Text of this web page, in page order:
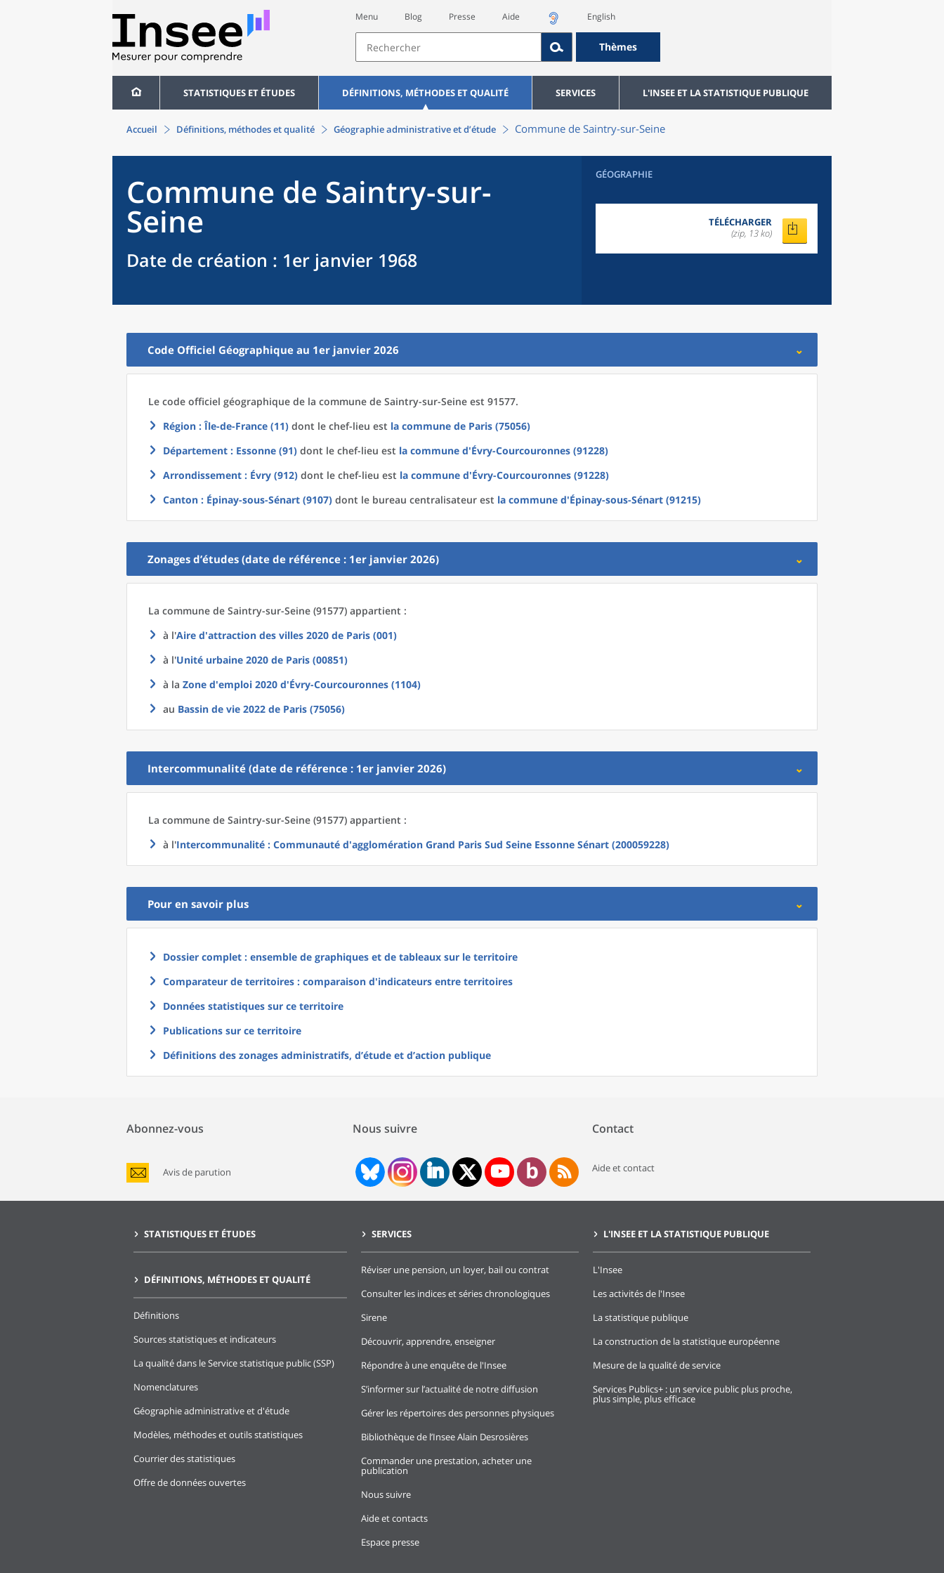
Menu Blog Presse Aide English
Thèmes
STATISTIQUES ET ÉTUDES DÉFINITIONS, MÉTHODES ET QUALITÉ SERVICES L'INSEE ET LA STATISTIQUE PUBLIQUE
Accueil Définitions, méthodes et qualité Géographie administrative et d’étude Commune de Saintry-sur-Seine
Commune de Saintry-sur-
Seine
Date de création : 1er janvier 1968
GÉOGRAPHIE
TÉLÉCHARGER
(zip, 13 ko)
Code Officiel Géographique au 1er janvier 2026
Le code officiel géographique de la commune de Saintry-sur-Seine est 91577.
Région : Île-de-France (11) dont le chef-lieu est la commune de Paris (75056)
Département : Essonne (91) dont le chef-lieu est la commune d'Évry-Courcouronnes (91228)
Arrondissement : Évry (912) dont le chef-lieu est la commune d'Évry-Courcouronnes (91228)
Canton : Épinay-sous-Sénart (9107) dont le bureau centralisateur est la commune d'Épinay-sous-Sénart (91215)
Zonages d’études (date de référence : 1er janvier 2026)
La commune de Saintry-sur-Seine (91577) appartient :
à l'Aire d'attraction des villes 2020 de Paris (001)
à l'Unité urbaine 2020 de Paris (00851)
à la Zone d'emploi 2020 d'Évry-Courcouronnes (1104)
au Bassin de vie 2022 de Paris (75056)
Intercommunalité (date de référence : 1er janvier 2026)
La commune de Saintry-sur-Seine (91577) appartient :
à l'Intercommunalité : Communauté d'agglomération Grand Paris Sud Seine Essonne Sénart (200059228)
Pour en savoir plus
Dossier complet : ensemble de graphiques et de tableaux sur le territoire
Comparateur de territoires : comparaison d'indicateurs entre territoires
Données statistiques sur ce territoire
Publications sur ce territoire
Définitions des zonages administratifs, d’étude et d’action publique
Abonnez-vous
Avis de parution
Nous suivre Contact
Aide et contact
STATISTIQUES ET ÉTUDES
DÉFINITIONS, MÉTHODES ET QUALITÉ
Définitions
Sources statistiques et indicateurs
La qualité dans le Service statistique public (SSP)
Nomenclatures
Géographie administrative et d'étude
Modèles, méthodes et outils statistiques
Courrier des statistiques
Offre de données ouvertes
SERVICES
Réviser une pension, un loyer, bail ou contrat
Consulter les indices et séries chronologiques
Sirene
Découvrir, apprendre, enseigner
Répondre à une enquête de l'Insee
S’informer sur l’actualité de notre diffusion
Gérer les répertoires des personnes physiques
Bibliothèque de l’Insee Alain Desrosières
Commander une prestation, acheter une
publication
Nous suivre
Aide et contacts
Espace presse
L'INSEE ET LA STATISTIQUE PUBLIQUE
L'Insee
Les activités de l'Insee
La statistique publique
La construction de la statistique européenne
Mesure de la qualité de service
Services Publics+ : un service public plus proche,
plus simple, plus efficace